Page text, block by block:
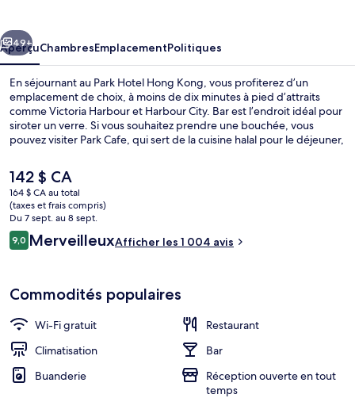
Kong
Suivant
49+
AperçuChambresEmplacementPolitiques
En séjournant au Park Hotel Hong Kong, vous profiterez d’un
emplacement de choix, à moins de dix minutes à pied d’attraits
comme Victoria Harbour et Harbour City. Bar est l’endroit idéal pour
siroter un verre. Si vous souhaitez prendre une bouchée, vous
pouvez visiter Park Cafe, qui sert de la cuisine halal pour le déjeuner,
Nathan Road et Kowloon Bay se trouvent à seulement 5 minutes en
voiture. Les autres voyageurs apprécient le personnel serviable et
l’emplacement.
Le
prix
actuel
est
de 142 $ CA
142 $ CA
164 $ CA au total
(taxes et frais compris)
Du 7 sept. au 8 sept.
Avis
9,09,0 sur 10 –
MerveilleuxAfficher les 1 004 avis
Commodités populaires
Wi-Fi gratuit
Restaurant
Climatisation
Bar
Buanderie
Réception ouverte en tout
temps